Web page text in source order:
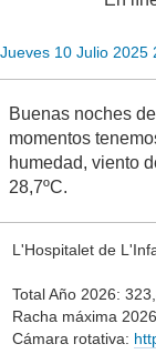
Jueves 10 Julio 2025
Buenas noches
momentos
humedad, viento
28,7ºC.
L'Hospitalet de
Total Año 2026:
Racha máxima
Cámara rotativa: